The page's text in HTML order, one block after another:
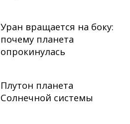
Уран вращается на боку:
почему планета
опрокинулась
Плутон планета
Солнечной системы